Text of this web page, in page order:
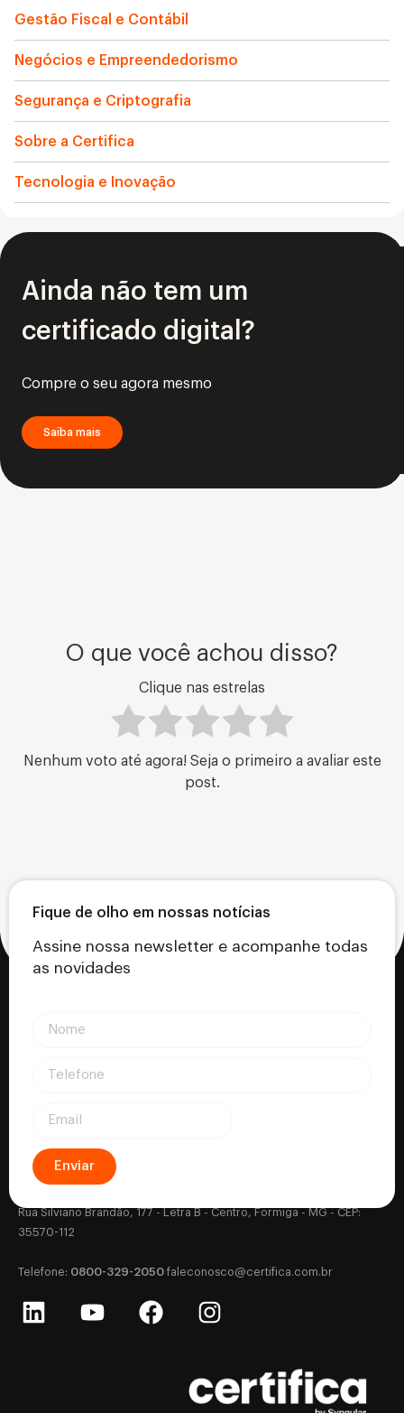
Gestão Fiscal e Contábil
Negócios e Empreendedorismo
Segurança e Criptografia
Sobre a Certifica
Tecnologia e Inovação
Ainda não tem um
certificado digital?
Compre o seu agora mesmo
Saiba mais
O que você achou disso?
Clique nas estrelas
Nenhum voto até agora! Seja o primeiro a avaliar este
post.
Fique de olho em nossas notícias
Assine nossa newsletter e acompanhe todas
as novidades
Enviar
Rua Silviano Brandão, 177 - Letra B - Centro, Formiga - MG - CEP:
35570-112
‎Telefone: 0800-329-2050 faleconosco@certifica.com.br